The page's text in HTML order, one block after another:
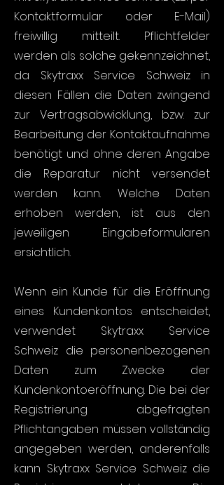
Kontaktformular oder E-Mail)
freiwillig mitteilt. Pflichtfelder
werden als solche gekennzeichnet,
da Skytraxx Service Schweiz in
diesen Fällen die Daten zwingend
zur Vertragsabwicklung, bzw. zur
Bearbeitung der Kontaktaufnahme
benötigt und ohne deren Angabe
die Reparatur nicht versendet
werden kann. Welche Daten
erhoben werden, ist aus den
jeweiligen Eingabeformularen
ersichtlich.
Wenn ein Kunde für die Eröffnung
eines Kundenkontos entscheidet,
verwendet Skytraxx Service
Schweiz die personenbezogenen
Daten zum Zwecke der
Kundenkontoeröffnung. Die bei der
Registrierung abgefragten
Pflichtangaben müssen vollständig
angegeben werden, anderenfalls
kann Skytraxx Service Schweiz die